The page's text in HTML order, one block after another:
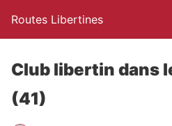
Routes Libertines
Club libertin dans
(41)